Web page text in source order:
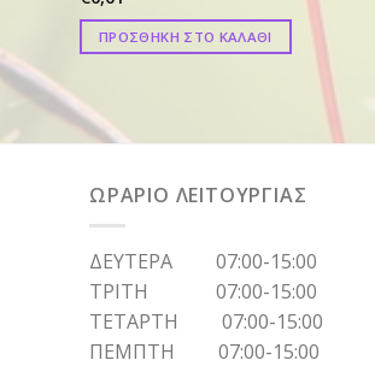
ΠΡΟΣΘΗΚΗ ΣΤΟ ΚΑΛΑΘΙ
ΩΡΑΡΙΟ ΛΕΙΤΟΥΡΓΙΑΣ
ΔΕΥΤΕΡΑ 07:00-15:00
ΤΡΙΤΗ 07:00-15:00
ΤΕΤΑΡΤΗ 07:00-15:00
ΠΕΜΠΤΗ 07:00-15:00